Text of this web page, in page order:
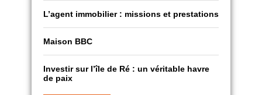
L’agent immobilier : missions et prestations
Maison BBC
Investir sur l’île de Ré : un véritable havre
de paix